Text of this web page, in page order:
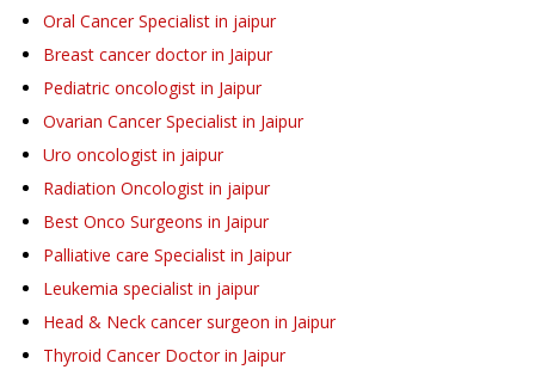
Oral Cancer Specialist in jaipur
Breast cancer doctor in Jaipur
Pediatric oncologist in Jaipur
Ovarian Cancer Specialist in Jaipur
Uro oncologist in jaipur
Radiation Oncologist in jaipur
Best Onco Surgeons in Jaipur
Palliative care Specialist in Jaipur
Leukemia specialist in jaipur
Head & Neck cancer surgeon in Jaipur
Thyroid Cancer Doctor in Jaipur